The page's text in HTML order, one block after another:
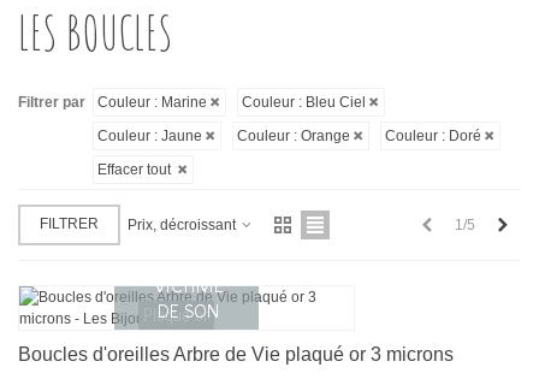
LES BOUCLES
Filtrer par Couleur : Marine
Couleur : Bleu Ciel
Couleur : Jaune
Couleur : Orange
Couleur : Doré
Effacer tout
FILTRER Prix, décroissant Précédent
1/5
Plaqué or
Boucles d'oreilles Arbre de Vie plaqué or 3 microns